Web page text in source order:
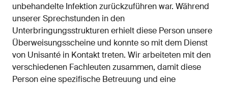
unbehandelte Infektion zurückzuführen war. Während
unserer Sprechstunden in den
Unterbringungsstrukturen erhielt diese Person unsere
Überweisungsscheine und konnte so mit dem Dienst
von Unisanté in Kontakt treten. Wir arbeiteten mit den
verschiedenen Fachleuten zusammen, damit diese
Person eine spezifische Betreuung und eine